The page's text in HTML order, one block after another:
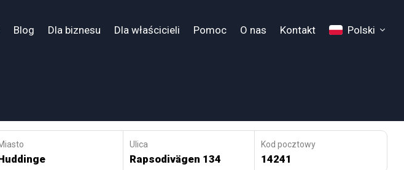
Blog Dla biznesu Dla właścicieli Pomoc O nas Kontakt Polski
Ulica
Rapsodivägen 134
Kod pocztowy
14241